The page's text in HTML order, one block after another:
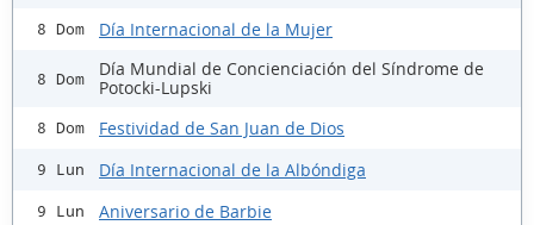
8 Dom Día Internacional de la Mujer
8 Dom
Día Mundial de Concienciación del Síndrome de
Potocki-Lupski
8 Dom Festividad de San Juan de Dios
9 Lun Día Internacional de la Albóndiga
9 Lun Aniversario de Barbie